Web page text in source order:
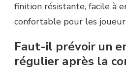
finition résistante, facile à
confortable pour les
Faut-il prévoir un
régulier après la